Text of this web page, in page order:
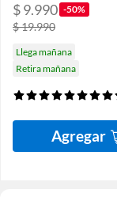
$ 9.990 -50%
$ 19.990
Llega mañana
Retira mañana
Agregar